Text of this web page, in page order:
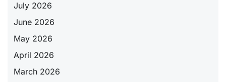
July 2026
June 2026
May 2026
April 2026
March 2026